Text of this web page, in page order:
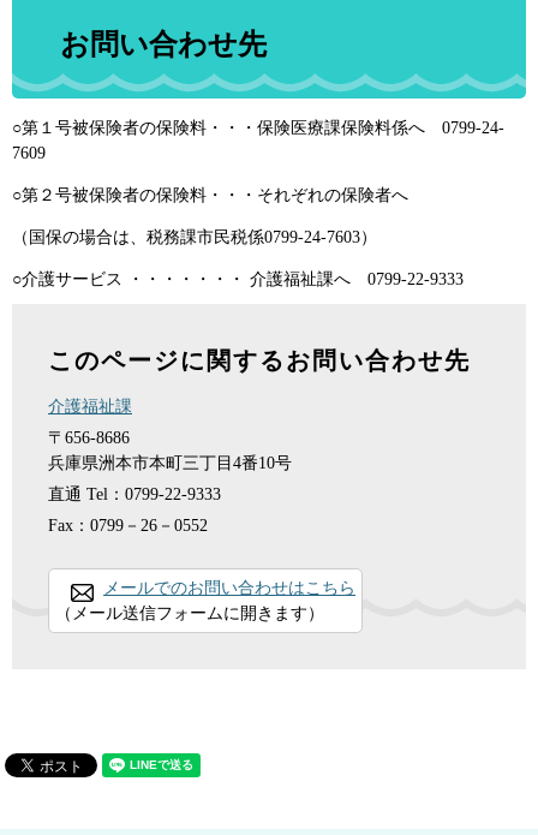
お問い合わせ先
○第１号被保険者の保険料・・・保険医療課保険料係へ 0799-24-
7609
○第２号被保険者の保険料・・・それぞれの保険者へ
（国保の場合は、税務課市民税係0799-24-7603）
○介護サービス ・・・・・・・ 介護福祉課へ 0799-22-9333
このページに関するお問い合わせ先
介護福祉課
〒656-8686
兵庫県洲本市本町三丁目4番10号
直通 Tel：0799-22-9333
Fax：0799－26－0552
メールでのお問い合わせはこちら
（メール送信フォームに開きます）